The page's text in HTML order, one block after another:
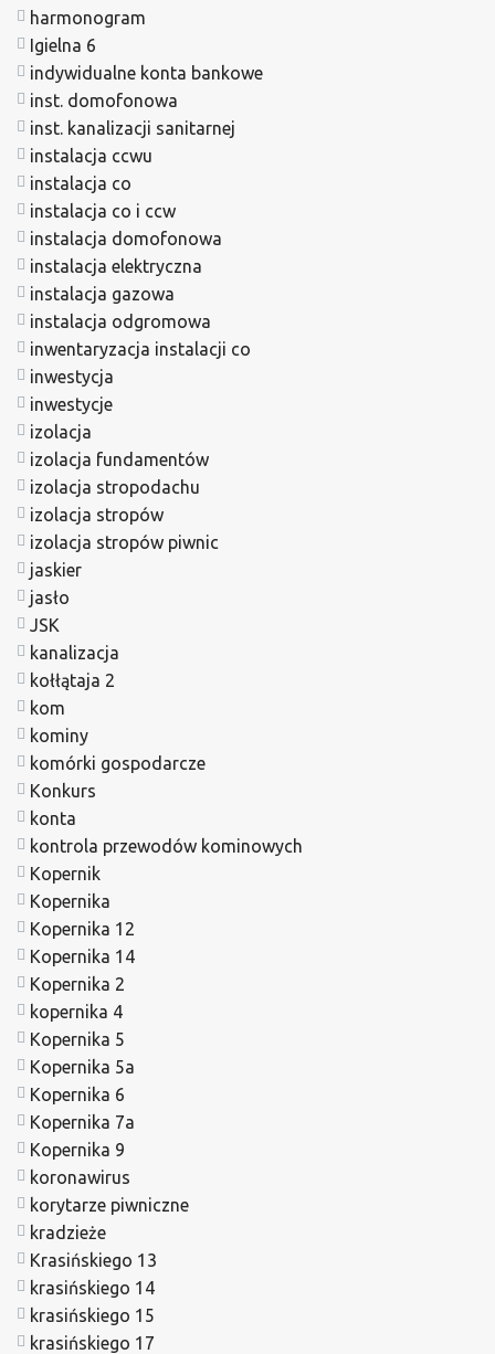
harmonogram
Igielna 6
indywidualne konta bankowe
inst. domofonowa
inst. kanalizacji sanitarnej
instalacja ccwu
instalacja co
instalacja co i ccw
instalacja domofonowa
instalacja elektryczna
instalacja gazowa
instalacja odgromowa
inwentaryzacja instalacji co
inwestycja
inwestycje
izolacja
izolacja fundamentów
izolacja stropodachu
izolacja stropów
izolacja stropów piwnic
jaskier
jasło
JSK
kanalizacja
kołłątaja 2
kom
kominy
komórki gospodarcze
Konkurs
konta
kontrola przewodów kominowych
Kopernik
Kopernika
Kopernika 12
Kopernika 14
Kopernika 2
kopernika 4
Kopernika 5
Kopernika 5a
Kopernika 6
Kopernika 7a
Kopernika 9
koronawirus
korytarze piwniczne
kradzieże
Krasińskiego 13
krasińskiego 14
krasińskiego 15
krasińskiego 17